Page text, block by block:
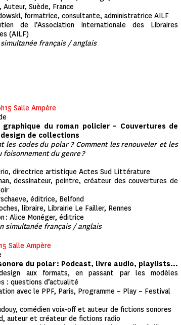
Auteur, Suède, France
formatrice, consultante, administratrice AILF
de l’Association Internationale des Libraires
(AILF)
français / anglais
Salle Ampère
graphique du roman policier – Couvertures de
de collections
les codes du polar ? Comment les renouveler et les
foisonnement du genre ?
directrice artistique Actes Sud Littérature
dessinateur, peintre, créateur des couvertures de
éditrice, Belfond
libraire, Librairie Le Failler, Rennes
: Alice Monéger, éditrice
simultanée français / anglais
Salle Ampère
sonore du polar : Podcast, livre audio, playlists…
aux formats, en passant par les modèles
: questions d’actualité
avec le PPF, Paris, Programme – Play – Festival
comédien voix-off et auteur de fictions sonores
auteur et créateur de fictions radio